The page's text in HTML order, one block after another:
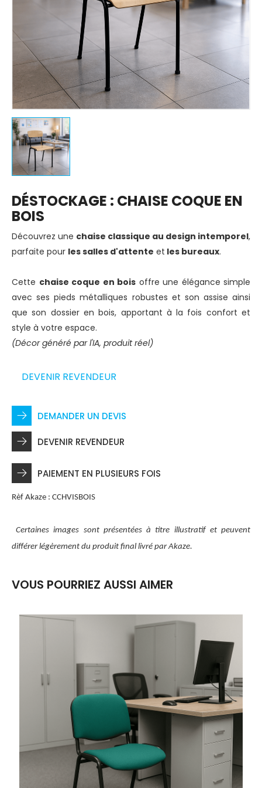
DÉSTOCKAGE : CHAISE COQUE EN
BOIS
Découvrez une chaise classique au design intemporel,
parfaite pour les salles d'attente et les bureaux.
Cette chaise coque en bois offre une élégance simple
avec ses pieds métalliques robustes et son assise ainsi
que son dossier en bois, apportant à la fois confort et
style à votre espace.
(Décor généré par l'IA, produit réel)
DEVENIR REVENDEUR
DEMANDER UN DEVIS
DEVENIR REVENDEUR
PAIEMENT EN PLUSIEURS FOIS
Rèf Akaze : CCHVISBOIS
Certaines images sont présentées à titre illustratif et peuvent
différer légèrement du produit final livré par Akaze.
VOUS POURRIEZ AUSSI AIMER